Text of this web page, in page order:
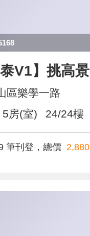
區樂學一路
5房(室) 24/24樓
筆刊登，總價 2,880